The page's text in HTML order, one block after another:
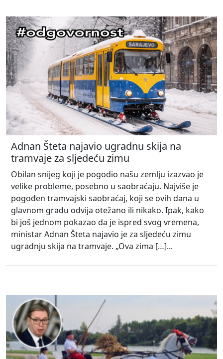
Adnan Šteta najavio ugradnu skija na
tramvaje za sljedeću zimu
Obilan snijeg koji je pogodio našu zemlju izazvao je
velike probleme, posebno u saobraćaju. Najviše je
pogođen tramvajski saobraćaj, koji se ovih dana u
glavnom gradu odvija otežano ili nikako. Ipak, kako
bi još jednom pokazao da je ispred svog vremena,
ministar Adnan Šteta najavio je za sljedeću zimu
ugradnju skija na tramvaje. „Ova zima […]...